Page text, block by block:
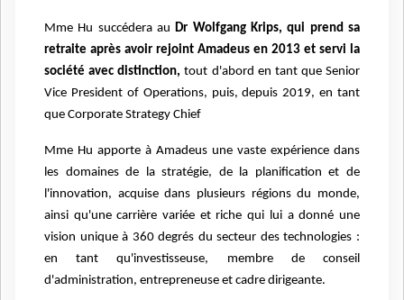
Mme Hu succédera au Dr Wolfgang Krips, qui prend sa
retraite après avoir rejoint Amadeus en 2013 et servi la
société avec distinction, tout d'abord en tant que Senior
Vice President of Operations, puis, depuis 2019, en tant
que Corporate Strategy Chief
Mme Hu apporte à Amadeus une vaste expérience dans
les domaines de la stratégie, de la planification et de
l'innovation, acquise dans plusieurs régions du monde,
ainsi qu'une carrière variée et riche qui lui a donné une
vision unique à 360 degrés du secteur des technologies :
en tant qu'investisseuse, membre de conseil
d'administration, entrepreneuse et cadre dirigeante.